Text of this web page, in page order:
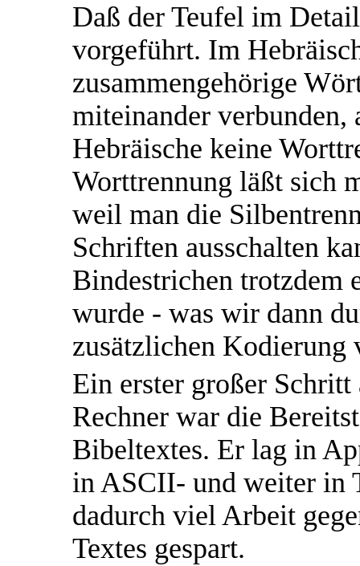
Daß der Teufel im
vorgeführt. Im
zusammengehörige
miteinander verbunden,
Hebräische keine
Worttrennung läßt sich
weil man die
Schriften ausschalten
Bindestrichen trotzdem
wurde - was wir dann
zusätzlichen Kodierung
Ein erster großer
Rechner war die
Bibeltextes. Er lag in
in ASCII- und weiter in
dadurch viel Arbeit
Textes gespart.